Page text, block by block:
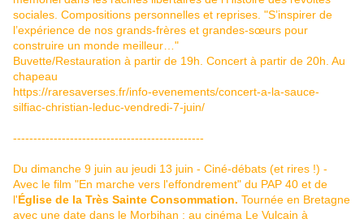
sociales. Compositions personnelles et reprises. "S’inspirer de
l’expérience de nos grands-frères et grandes-sœurs pour
construire un monde meilleur…"
Buvette/Restauration à partir de 19h. Concert à partir de 20h. Au
chapeau
https://raresaverses.fr/info-evenements/concert-a-la-sauce-
silfiac-christian-leduc-vendredi-7-juin/
-----------------------------------------------
Du dimanche 9 juin au jeudi 13 juin - Ciné-débats (et rires !) -
Avec le film "En marche vers l'effondrement" du PAP 40 et de
l'Église de la Très Sainte Consommation. Tournée en Bretagne
avec une date dans le Morbihan : au cinéma Le Vulcain à